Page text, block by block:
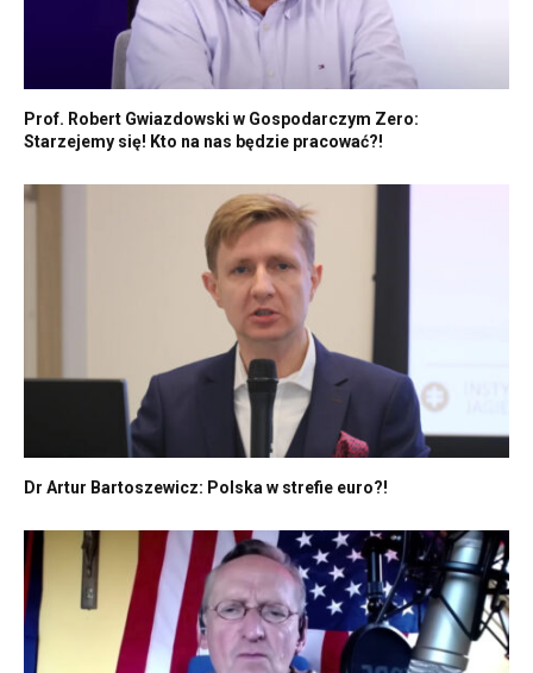
Prof. Robert Gwiazdowski w Gospodarczym Zero:
Starzejemy się! Kto na nas będzie pracować?!
Dr Artur Bartoszewicz: Polska w strefie euro?!